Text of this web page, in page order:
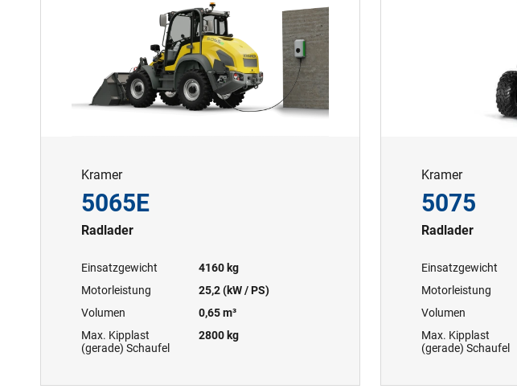
Kramer
5065E
Radlader
Einsatzgewicht
4160 kg
Motorleistung
25,2 (kW / PS)
Volumen
0,65 m³
Max. Kipplast
(gerade) Schaufel
2800 kg
Kramer
5075
Radlader
Einsatzgewicht
Motorleistung
Volumen
Max. Kipplast
(gerade) Schaufel